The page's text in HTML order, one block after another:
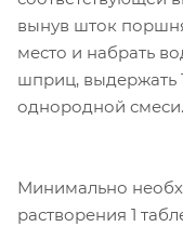
вынув шток
место и набрать
шприц, выдержать
однородной смеси.
Минимально
растворения 1